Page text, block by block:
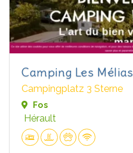
Camping Les Mélias
Campingplatz 3 Sterne
Fos
Hérault